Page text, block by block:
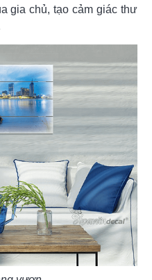
gia chủ, tạo cảm giác thư